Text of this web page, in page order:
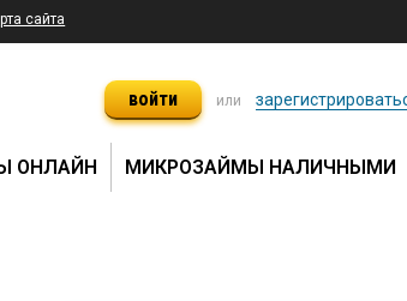
сайта
войти или
ОНЛАЙН МИКРОЗАЙМЫ НАЛИЧНЫМИ